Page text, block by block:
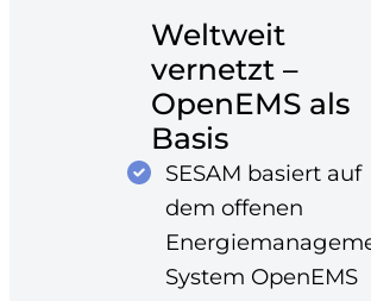
Weltweit
vernetzt –
OpenEMS als
Basis
SESAM basiert auf
dem offenen
System OpenEMS